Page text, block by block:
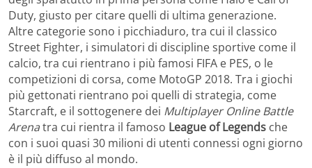
Duty, giusto per citare quelli di ultima generazione.
Altre categorie sono i picchiaduro, tra cui il classico
Street Fighter, i simulatori di discipline sportive come il
calcio, tra cui rientrano i più famosi FIFA e PES, o le
competizioni di corsa, come MotoGP 2018. Tra i giochi
più gettonati rientrano poi quelli di strategia, come
Starcraft, e il sottogenere dei Multiplayer Online Battle
Arenatra cui rientra il famoso League of Legends che
con i suoi quasi 30 milioni di utenti connessi ogni giorno
è il più diffuso al mondo.